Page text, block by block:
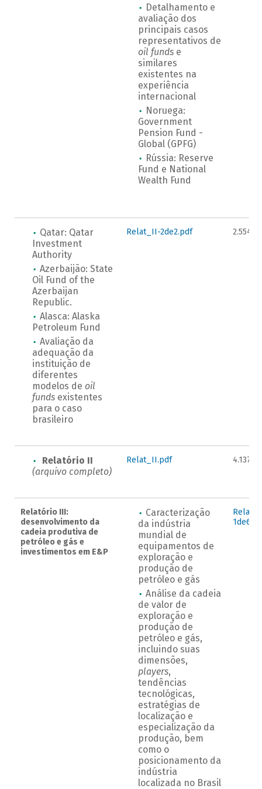
Detalhamento e
avaliação dos
principais casos
representativos de
oil funds e
similares
existentes na
experiência
internacional
Noruega:
Government
Pension Fund -
Global (GPFG)
Rússia: Reserve
Fund e National
Wealth Fund
Qatar: Qatar
Investment
Authority
Azerbaijão: State
Oil Fund of the
Azerbaijan
Republic.
Alasca: Alaska
Petroleum Fund
Avaliação da
adequação da
instituição de
diferentes
modelos de oil
funds existentes
para o caso
brasileiro
Relat_II-2de2.pdf 2.554KB
Relatório II
(arquivo completo)
Relat_II.pdf 4.137KB
Relatório III:
desenvolvimento da
cadeia produtiva de
petróleo e gás e
investimentos em E&P
Caracterização
da indústria
mundial de
equipamentos de
exploração e
produção de
petróleo e gás
Análise da cadeia
de valor de
exploração e
produção de
petróleo e gás,
incluindo suas
dimensões,
players,
tendências
tecnológicas,
estratégias de
localização e
especialização da
produção, bem
como o
posicionamento da
indústria
localizada no Brasil